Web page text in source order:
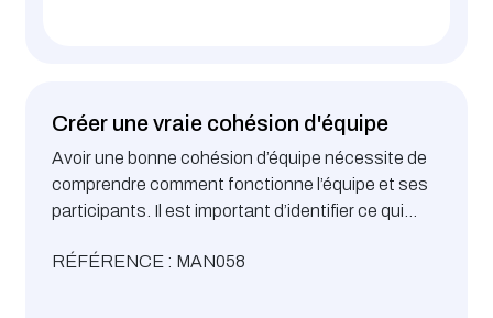
Créer une vraie cohésion d'équipe
Avoir une bonne cohésion d’équipe nécessite de
comprendre comment fonctionne l’équipe et ses
participants. Il est important d’identifier ce qui
RÉFÉRENCE : MAN058